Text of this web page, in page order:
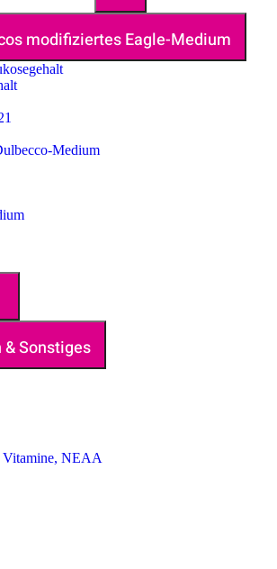
modifiziertes Eagle-Medium
Medium
Sonstiges
Vitamine, NEAA